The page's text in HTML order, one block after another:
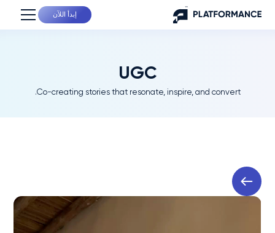
إبدأ اللآن
UGC
Co-creating stories that resonate, inspire, and convert.